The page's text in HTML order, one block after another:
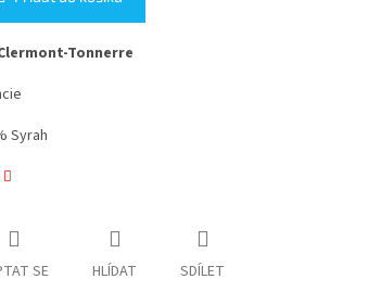
Tonnerre
Syrah
SE HLÍDAT SDÍLET